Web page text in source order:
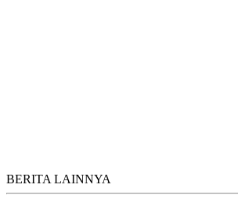
BERITA LAINNYA